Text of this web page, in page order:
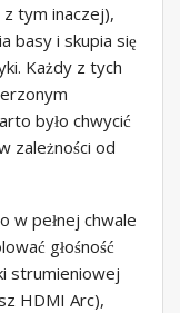
tym inaczej),
basy i skupia się
Każdy z tych
było chwycić
zależności od
w pełnej chwale
głośność
strumieniowej
HDMI Arc),